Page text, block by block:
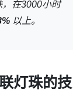
在3000小时
以上。
灯珠的技